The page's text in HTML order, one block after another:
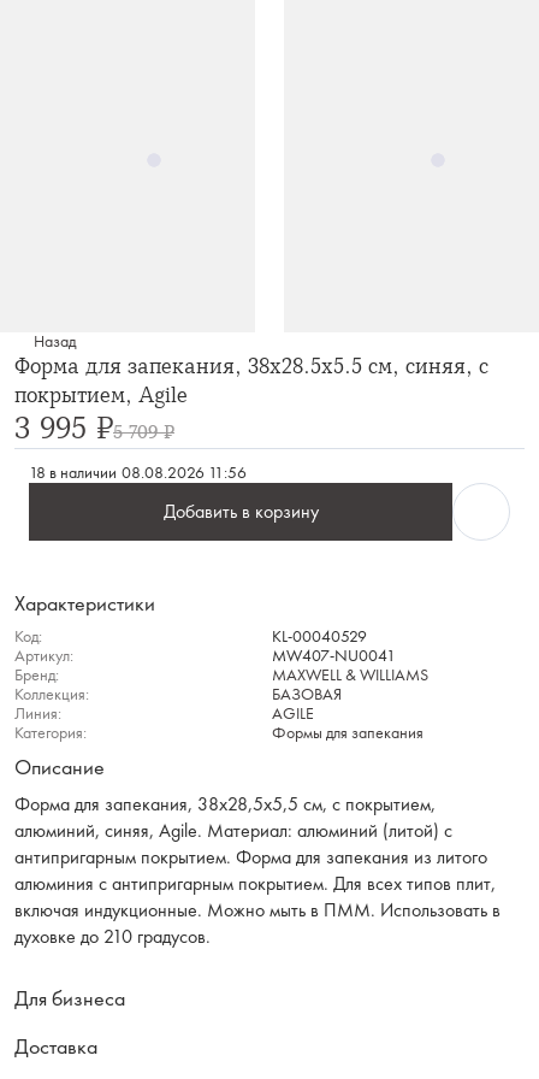
Назад
Форма для запекания, 38x28.5x5.5 см, синяя, с
покрытием, Agile
3 995 ₽5 709 ₽
18 в наличии 08.08.2026 11:56
Добавить в корзину
Характеристики
Код:
KL-00040529
Артикул:
MW407-NU0041
Бренд:
MAXWELL & WILLIAMS
Коллекция:
БАЗОВАЯ
Линия:
AGILE
Категория:
Формы для запекания
Описание
Форма для запекания, 38х28,5х5,5 см, с покрытием,
алюминий, синяя, Agile. Материал: алюминий (литой) с
антипригарным покрытием. Форма для запекания из литого
алюминия с антипригарным покрытием. Для всех типов плит,
включая индукционные. Можно мыть в ПММ. Использовать в
духовке до 210 градусов.
Для бизнеса
Доставка